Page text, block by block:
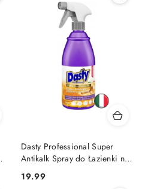
Dasty Professional Super
Antikalk Spray do Łazienki na
(Włochy)
Cena:
19.99